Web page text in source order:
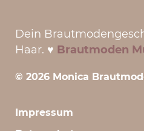
Dein
Haar. ♥ Brautmoden
© 2026 Monica
Impressum